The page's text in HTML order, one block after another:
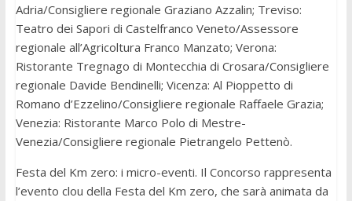
Adria/Consigliere regionale Graziano Azzalin; Treviso:
Teatro dei Sapori di Castelfranco Veneto/Assessore
regionale all’Agricoltura Franco Manzato; Verona:
Ristorante Tregnago di Montecchia di Crosara/Consigliere
regionale Davide Bendinelli; Vicenza: Al Pioppetto di
Romano d’Ezzelino/Consigliere regionale Raffaele Grazia;
Venezia: Ristorante Marco Polo di Mestre-
Venezia/Consigliere regionale Pietrangelo Pettenò.
Festa del Km zero: i micro-eventi. Il Concorso rappresenta
l’evento clou della Festa del Km zero, che sarà animata da